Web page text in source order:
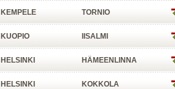
KEMPELE TORNIO
KUOPIO IISALMI
HELSINKI HÄMEENLINNA
HELSINKI KOKKOLA